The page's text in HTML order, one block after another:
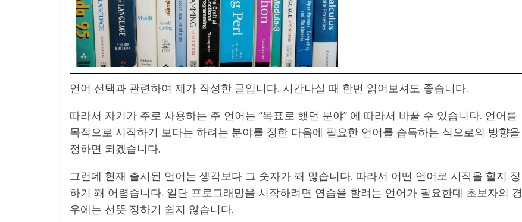
언어 선택과 관련하여 제가 작성한 글입니다. 시간나실 때 한번 읽어보셔도 좋습니다.
따라서 자기가 주로 사용하는 주 언어는 “목표로 했던 분야” 에 따라서 바꿀 수 있습니다. 언어를
목적으로 시작하기 보다는 하려는 분야를 정한 다음에 필요한 언어를 습득하는 식으로의 방향을
정하면 되겠습니다.
그런데 현재 출시된 언어는 생각보다 그 숫자가 꽤 많습니다. 따라서 어떤 언어로 시작을 할지 정
하기 꽤 어렵습니다. 일단 프로그래밍을 시작하려면 연습을 할려는 언어가 필요한데 초보자의 경
우에는 선뜻 정하기 쉽지 않습니다.